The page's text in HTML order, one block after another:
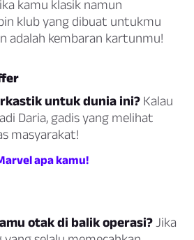
kamu klasik namun
klub yang dibuat untukmu
adalah kembaran kartunmu!
untuk dunia ini? Kalau
Daria, gadis yang melihat
masyarakat!
apa kamu!
otak di balik operasi?Jika